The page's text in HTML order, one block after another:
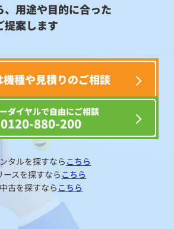
、用途や目的に合った
提案します
機種や見積りのご相談
ダイヤルで自由にご相談
0120-880-200
タルを探すなら こちら
ースを探すなら こちら
中古を探すなら こちら